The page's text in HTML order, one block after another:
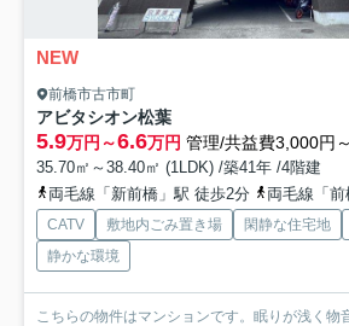
NEW
前橋市古市町
アビタシオン松葉
5.9万円～6.6万円 管理/共益費3,000円
35.70㎡～38.40㎡ (1LDK) /築41年 /4階建
両毛線「新前橋」駅 徒歩2分
両毛線「
CATV 敷地内ごみ置き場 閑静な住宅地
静かな環境
こちらの物件はマンションです。眠りが浅く物